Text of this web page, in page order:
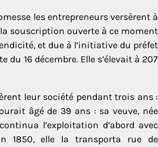
les entrepreneurs versèrent à
la souscription ouverte à ce moment
et due à l’initiative du préfet
du 16 décembre. Elle s’élevait à 207
leur société pendant trois ans :
âgé de 39 ans : sa veuve, née
l’exploitation d’abord avec
1850, elle la transporta rue de